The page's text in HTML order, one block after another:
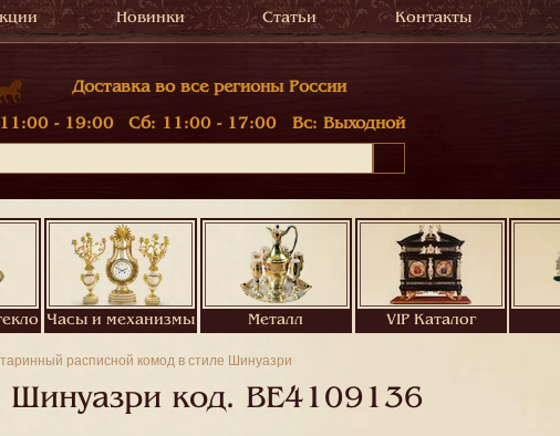
Новинки Статьи Контакты
Доставка во все регионы России
11:00 - 19:00 Сб: 11:00 - 17:00 Вс: Выходной
Часы и механизмы Металл VIP Каталог
расписной комод в стиле Шинуазри
код. BE4109136